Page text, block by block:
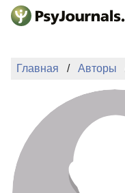
Перейти к основному
Регистрация
Главная Авторы